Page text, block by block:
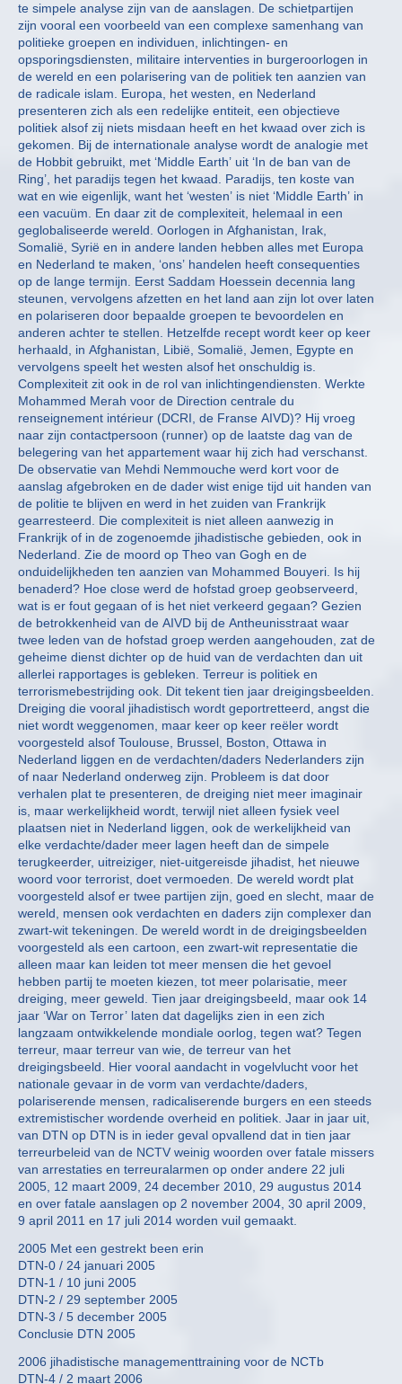
te simpele analyse zijn van de aanslagen. De schietpartijen
zijn vooral een voorbeeld van een complexe samenhang van
politieke groepen en individuen, inlichtingen- en
opsporingsdiensten, militaire interventies in burgeroorlogen in
de wereld en een polarisering van de politiek ten aanzien van
de radicale islam. Europa, het westen, en Nederland
presenteren zich als een redelijke entiteit, een objectieve
politiek alsof zij niets misdaan heeft en het kwaad over zich is
gekomen. Bij de internationale analyse wordt de analogie met
de Hobbit gebruikt, met ‘Middle Earth’ uit ‘In de ban van de
Ring’, het paradijs tegen het kwaad. Paradijs, ten koste van
wat en wie eigenlijk, want het ‘westen’ is niet ‘Middle Earth’ in
een vacuüm. En daar zit de complexiteit, helemaal in een
geglobaliseerde wereld. Oorlogen in Afghanistan, Irak,
Somalië, Syrië en in andere landen hebben alles met Europa
en Nederland te maken, ‘ons’ handelen heeft consequenties
op de lange termijn. Eerst Saddam Hoessein decennia lang
steunen, vervolgens afzetten en het land aan zijn lot over laten
en polariseren door bepaalde groepen te bevoordelen en
anderen achter te stellen. Hetzelfde recept wordt keer op keer
herhaald, in Afghanistan, Libië, Somalië, Jemen, Egypte en
vervolgens speelt het westen alsof het onschuldig is.
Complexiteit zit ook in de rol van inlichtingendiensten. Werkte
Mohammed Merah voor de Direction centrale du
renseignement intérieur (DCRI, de Franse AIVD)? Hij vroeg
naar zijn contactpersoon (runner) op de laatste dag van de
belegering van het appartement waar hij zich had verschanst.
De observatie van Mehdi Nemmouche werd kort voor de
aanslag afgebroken en de dader wist enige tijd uit handen van
de politie te blijven en werd in het zuiden van Frankrijk
gearresteerd. Die complexiteit is niet alleen aanwezig in
Frankrijk of in de zogenoemde jihadistische gebieden, ook in
Nederland. Zie de moord op Theo van Gogh en de
onduidelijkheden ten aanzien van Mohammed Bouyeri. Is hij
benaderd? Hoe close werd de hofstad groep geobserveerd,
wat is er fout gegaan of is het niet verkeerd gegaan? Gezien
de betrokkenheid van de AIVD bij de Antheunisstraat waar
twee leden van de hofstad groep werden aangehouden, zat de
geheime dienst dichter op de huid van de verdachten dan uit
allerlei rapportages is gebleken. Terreur is politiek en
terrorismebestrijding ook. Dit tekent tien jaar dreigingsbeelden.
Dreiging die vooral jihadistisch wordt geportretteerd, angst die
niet wordt weggenomen, maar keer op keer reëler wordt
voorgesteld alsof Toulouse, Brussel, Boston, Ottawa in
Nederland liggen en de verdachten/daders Nederlanders zijn
of naar Nederland onderweg zijn. Probleem is dat door
verhalen plat te presenteren, de dreiging niet meer imaginair
is, maar werkelijkheid wordt, terwijl niet alleen fysiek veel
plaatsen niet in Nederland liggen, ook de werkelijkheid van
elke verdachte/dader meer lagen heeft dan de simpele
terugkeerder, uitreiziger, niet-uitgereisde jihadist, het nieuwe
woord voor terrorist, doet vermoeden. De wereld wordt plat
voorgesteld alsof er twee partijen zijn, goed en slecht, maar de
wereld, mensen ook verdachten en daders zijn complexer dan
zwart-wit tekeningen. De wereld wordt in de dreigingsbeelden
voorgesteld als een cartoon, een zwart-wit representatie die
alleen maar kan leiden tot meer mensen die het gevoel
hebben partij te moeten kiezen, tot meer polarisatie, meer
dreiging, meer geweld. Tien jaar dreigingsbeeld, maar ook 14
jaar ‘War on Terror’ laten dat dagelijks zien in een zich
langzaam ontwikkelende mondiale oorlog, tegen wat? Tegen
terreur, maar terreur van wie, de terreur van het
dreigingsbeeld. Hier vooral aandacht in vogelvlucht voor het
nationale gevaar in de vorm van verdachte/daders,
polariserende mensen, radicaliserende burgers en een steeds
extremistischer wordende overheid en politiek. Jaar in jaar uit,
van DTN op DTN is in ieder geval opvallend dat in tien jaar
terreurbeleid van de NCTV weinig woorden over fatale missers
van arrestaties en terreuralarmen op onder andere 22 juli
2005, 12 maart 2009, 24 december 2010, 29 augustus 2014
en over fatale aanslagen op 2 november 2004, 30 april 2009,
9 april 2011 en 17 juli 2014 worden vuil gemaakt.
2005 Met een gestrekt been erin
DTN-0 / 24 januari 2005
DTN-1 / 10 juni 2005
DTN-2 / 29 september 2005
DTN-3 / 5 december 2005
Conclusie DTN 2005
2006 jihadistische managementtraining voor de NCTb
DTN-4 / 2 maart 2006